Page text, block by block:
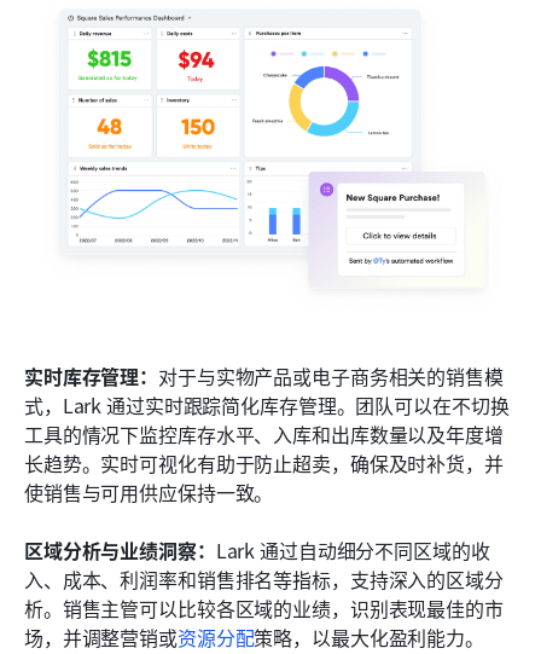
实时库存管理： 对于与实物产品或电子商务相关的销售模
式，Lark 通过实时跟踪简化库存管理。团队可以在不切换
工具的情况下监控库存水平、入库和出库数量以及年度增
长趋势。实时可视化有助于防止超卖，确保及时补货，并
使销售与可用供应保持一致。
区域分析与业绩洞察： Lark 通过自动细分不同区域的收
入、成本、利润率和销售排名等指标，支持深入的区域分
析。销售主管可以比较各区域的业绩，识别表现最佳的市
场，并调整营销或资源分配策略，以最大化盈利能力。